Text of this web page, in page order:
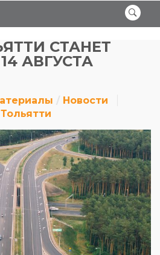
СТАНЕТ
АВГУСТА
Новости
Тольятти